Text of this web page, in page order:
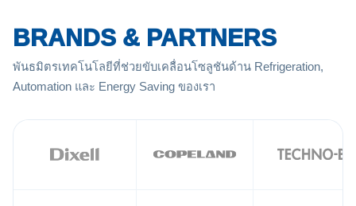
BRANDS & PARTNERS
พันธมิตรเทคโนโลยีที่ช่วยขับเคลื่อนโซลูชันด้าน Refrigeration,
Automation และ Energy Saving ของเรา